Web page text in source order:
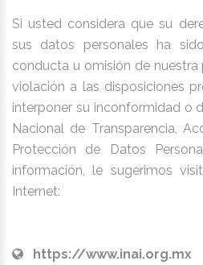
Si usted considera que su
sus datos personales ha
conducta u omisión de
violación a las disposiciones
interponer su inconformidad o
Nacional de Transparencia,
Protección de Datos
información, le sugerimos
Internet:
https://www.inai.org.mx